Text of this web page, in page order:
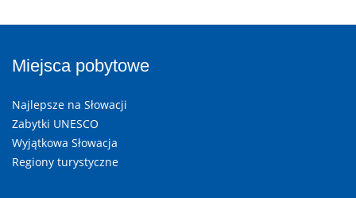
Miejsca pobytowe
Najlepsze na Słowacji
Zabytki UNESCO
Wyjątkowa Słowacja
Regiony turystyczne